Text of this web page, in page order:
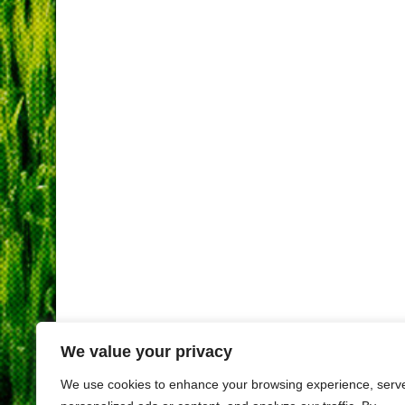
We value your privacy
We use cookies to enhance your browsing experience,